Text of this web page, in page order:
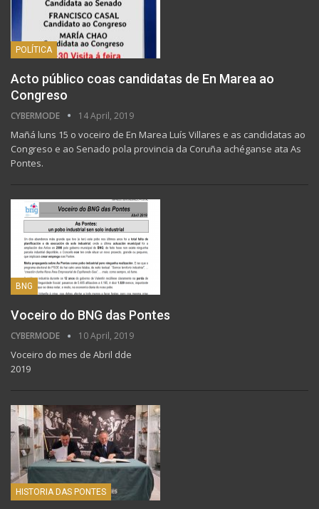
POLÍTICA
Acto público coas candidatas de En Marea ao
Congreso
CYBERMODE 14 April, 2019
Mañá luns 15 o voceiro de En Marea Luís Villares e as candidatas ao
Congreso e ao Senado pola provincia da Coruña achéganse ata As
Pontes.
BNG
Voceiro do BNG das Pontes
CYBERMODE 10 April, 2019
Voceiro do mes de Abril dde
2019
HISTORIA DAS PONTES